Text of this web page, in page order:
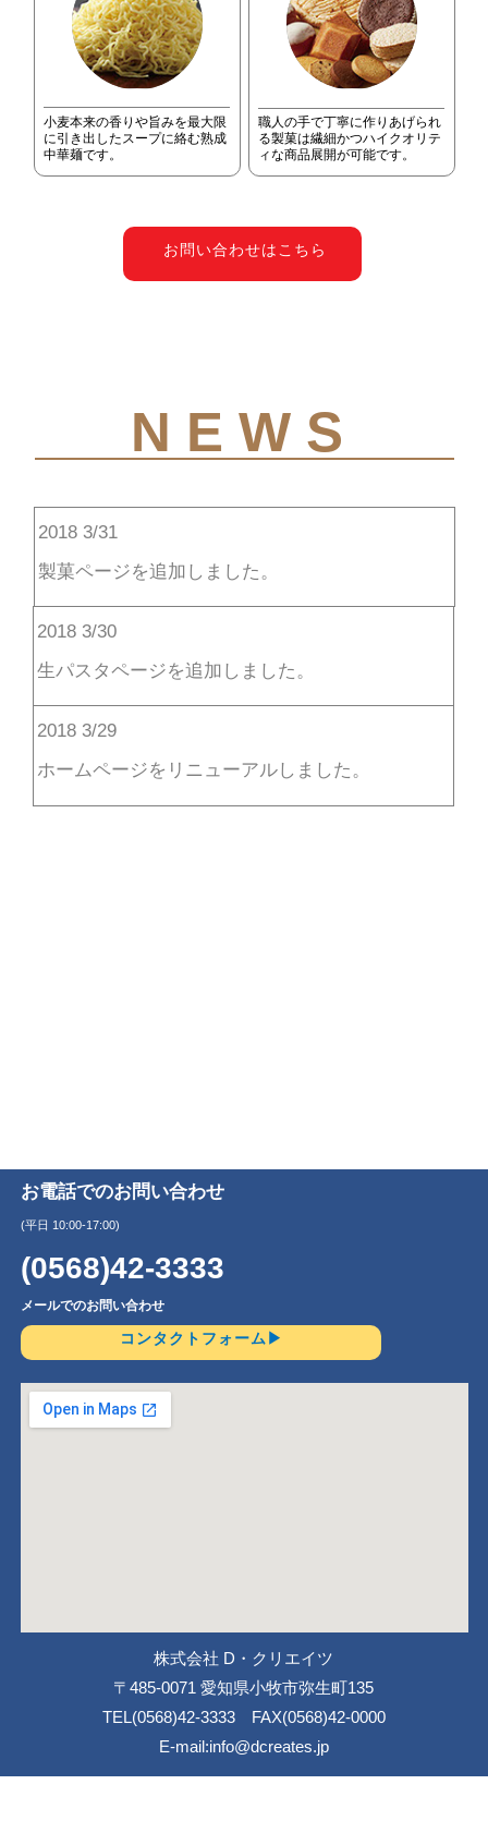
小麦本来の香りや旨みを最大限
に引き出したスープに絡む熟成
中華麺です。
職人の手で丁寧に作りあげられ
る製菓は繊細かつハイクオリテ
ィな商品展開が可能です。
お問い合わせはこちら
NEWS
2018 3/31
製菓ページを追加しました。
2018 3/30
生パスタページを追加しました。
2018 3/29
ホームページをリニューアルしました。
お電話でのお問い合わせ
(平日 10:00-17:00)
(0568)42-3333
メールでのお問い合わせ
コンタクトフォーム▶︎
株式会社 D・クリエイツ
〒485-0071 愛知県小牧市弥生町135
TEL(0568)42-3333 FAX(0568)42-0000
E-mail:info@dcreates.jp